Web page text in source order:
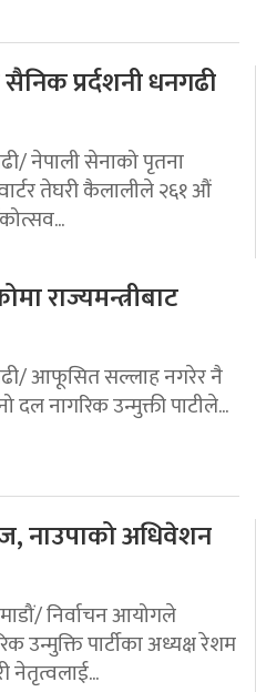
प्रर्दशनी धनगढी
नेपाली सेनाको पृतना
तेघरी कैलालीले २६१ औं
राज्यमन्त्रीबाट
आफूसित सल्लाह नगरेर नै
दल नागरिक उन्मुक्ती पाटीले...
नाउपाको अधिवेशन
निर्वाचन आयोगले
उन्मुक्ति पार्टीका अध्यक्ष रेशम
नेतृत्वलाई...